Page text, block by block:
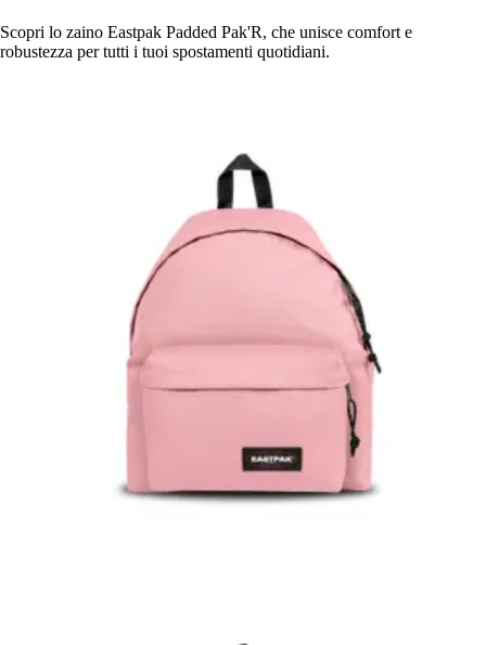
Scopri lo zaino Eastpak Padded Pak'R, che unisce comfort e
robustezza per tutti i tuoi spostamenti quotidiani.